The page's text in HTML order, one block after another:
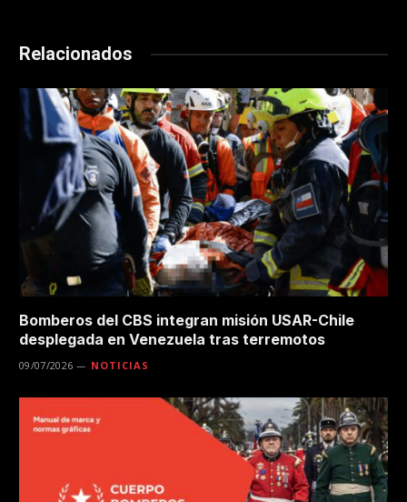
Relacionados
Bomberos del CBS integran misión USAR-Chile
desplegada en Venezuela tras terremotos
09/07/2026 NOTICIAS